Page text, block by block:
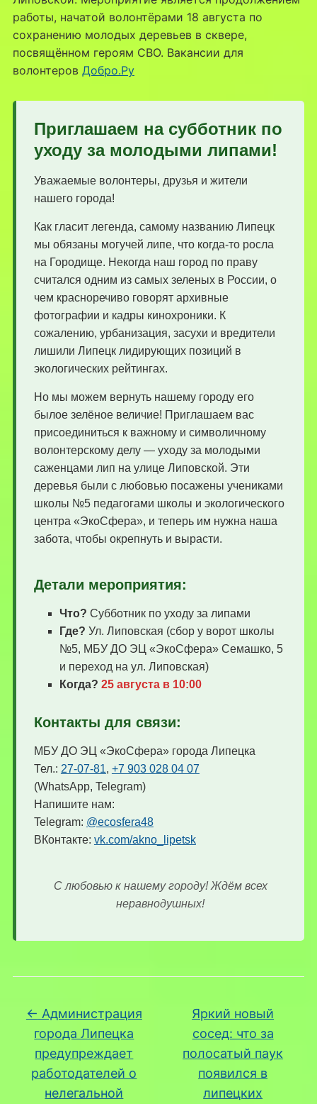
работы, начатой волонтёрами 18 августа по
сохранению молодых деревьев в сквере,
посвящённом героям СВО. Вакансии для
волонтеров Добро.Ру
Приглашаем на субботник по
уходу за молодыми липами!
Уважаемые волонтеры, друзья и жители
нашего города!
Как гласит легенда, самому названию Липецк
мы обязаны могучей липе, что когда-то росла
на Городище. Некогда наш город по праву
считался одним из самых зеленых в России, о
чем красноречиво говорят архивные
фотографии и кадры кинохроники. К
сожалению, урбанизация, засухи и вредители
лишили Липецк лидирующих позиций в
экологических рейтингах.
Но мы можем вернуть нашему городу его
былое зелёное величие! Приглашаем вас
присоединиться к важному и символичному
волонтерскому делу — уходу за молодыми
саженцами лип на улице Липовской. Эти
деревья были с любовью посажены учениками
школы №5 педагогами школы и экологического
центра «ЭкоСфера», и теперь им нужна наша
забота, чтобы окрепнуть и вырасти.
Детали мероприятия:
Что? Субботник по уходу за липами
Где? Ул. Липовская (сбор у ворот школы
№5, МБУ ДО ЭЦ «ЭкоСфера» Семашко, 5
и переход на ул. Липовская)
Когда? 25 августа в 10:00
Контакты для связи:
МБУ ДО ЭЦ «ЭкоСфера» города Липецка
Тел.: 27-07-81, +7 903 028 04 07
(WhatsApp, Telegram)
Напишите нам:
Telegram: @ecosfera48
ВКонтакте: vk.com/akno_lipetsk
С любовью к нашему городу! Ждём всех
неравнодушных!
← Администрация
города Липецка
предупреждает
работодателей о
нелегальной
Яркий новый
сосед: что за
полосатый паук
появился в
липецких